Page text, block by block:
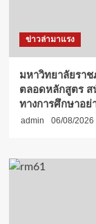
ข่าวล่ามาแรง
มหาวิทยาลัยรา
ตลอดหลักสูตร ส
ทางการศึกษาอย่
admin 06/08/2026